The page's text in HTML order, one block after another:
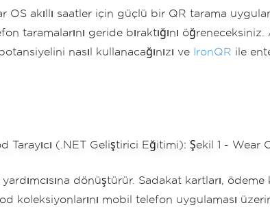
OS akıllı saatler için güçlü bir QR tarama
taramalarını geride bıraktığını
nasıl kullanacağınızı ve IronQR ile
yardımcısına dönüştürür. Sadakat kartları,
koleksiyonlarını mobil telefon uygulaması